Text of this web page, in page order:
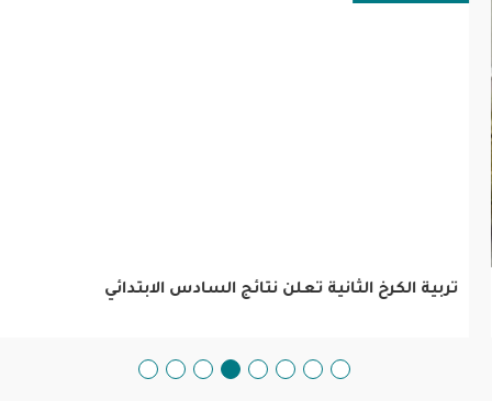
تربية الكرخ الثانية تعلن نتائج السادس الابتدائي